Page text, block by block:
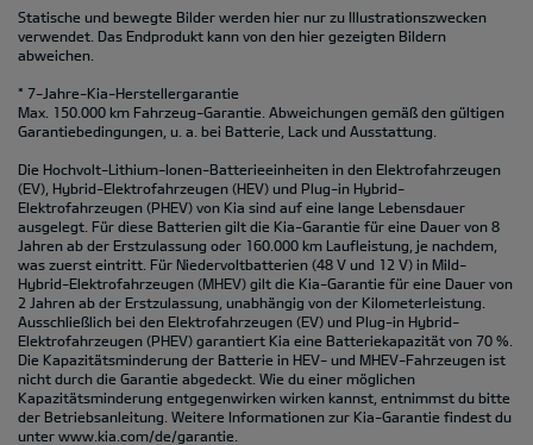
Statische und bewegte Bilder werden hier nur zu Illustrationszwecken
verwendet. Das Endprodukt kann von den hier gezeigten Bildern
abweichen.
* 7-Jahre-Kia-Herstellergarantie
Max. 150.000 km Fahrzeug-Garantie. Abweichungen gemäß den gültigen
Garantiebedingungen, u. a. bei Batterie, Lack und Ausstattung.
Die Hochvolt-Lithium-Ionen-Batterieeinheiten in den Elektrofahrzeugen
(EV), Hybrid-Elektrofahrzeugen (HEV) und Plug-in Hybrid-
Elektrofahrzeugen (PHEV) von Kia sind auf eine lange Lebensdauer
ausgelegt. Für diese Batterien gilt die Kia-Garantie für eine Dauer von 8
Jahren ab der Erstzulassung oder 160.000 km Laufleistung, je nachdem,
was zuerst eintritt. Für Niedervoltbatterien (48 V und 12 V) in Mild-
Hybrid-Elektrofahrzeugen (MHEV) gilt die Kia-Garantie für eine Dauer von
2 Jahren ab der Erstzulassung, unabhängig von der Kilometerleistung.
Ausschließlich bei den Elektrofahrzeugen (EV) und Plug-in Hybrid-
Elektrofahrzeugen (PHEV) garantiert Kia eine Batteriekapazität von 70 %.
Die Kapazitätsminderung der Batterie in HEV- und MHEV-Fahrzeugen ist
nicht durch die Garantie abgedeckt. Wie du einer möglichen
Kapazitätsminderung entgegenwirken wirken kannst, entnimmst du bitte
der Betriebsanleitung. Weitere Informationen zur Kia-Garantie findest du
unter www.kia.com/de/garantie.